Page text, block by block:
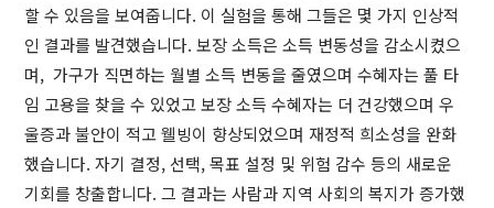
할 수 있음을 보여줍니다. 이 실험을 통해 그들은 몇 가지 인상적
인 결과를 발견했습니다. 보장 소득은 소득 변동성을 감소시켰으
며, 가구가 직면하는 월별 소득 변동을 줄였으며 수혜자는 풀 타
임 고용을 찾을 수 있었고 보장 소득 수혜자는 더 건강했으며 우
울증과 불안이 적고 웰빙이 향상되었으며 재정적 희소성을 완화
했습니다. 자기 결정, 선택, 목표 설정 및 위험 감수 등의 새로운
기회를 창출합니다. 그 결과는 사람과 지역 사회의 복지가 증가했